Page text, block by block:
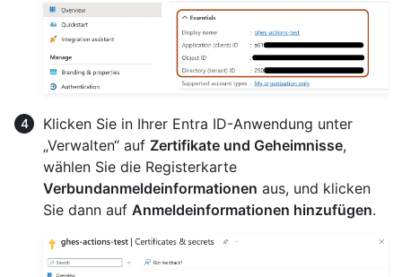
Klicken Sie in Ihrer Entra ID-Anwendung unter
„Verwalten“ auf Zertifikate und Geheimnisse,
wählen Sie die Registerkarte
Verbundanmeldeinformationen aus, und klicken
Sie dann auf Anmeldeinformationen hinzufügen.